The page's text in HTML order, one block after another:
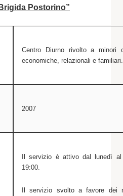
Postorino”
Centro Diurno rivolto a minori
economiche, relazionali e familiari.
2007
Il servizio è attivo dal lunedì
19:00.
Il servizio svolto a favore dei